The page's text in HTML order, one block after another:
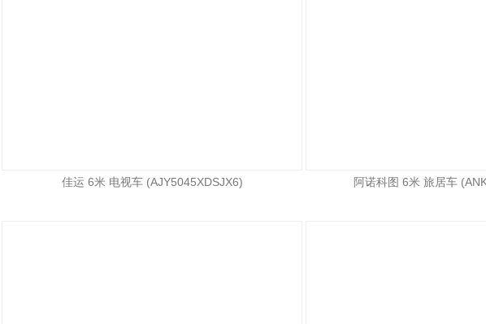
佳运 6米 电视车 (AJY5045XDSJX6) 阿诺科图 6米 旅居车